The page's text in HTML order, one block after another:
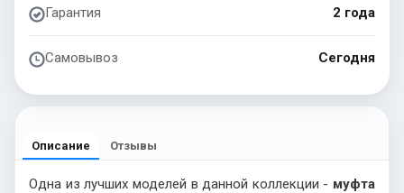
Гарантия 2 года
Самовывоз Сегодня
Описание Отзывы
Одна из лучших моделей в данной коллекции - муфта